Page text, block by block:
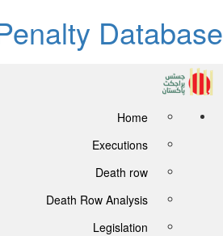
Database
Home
Executions
Death row
Death Row Analysis
Legislation